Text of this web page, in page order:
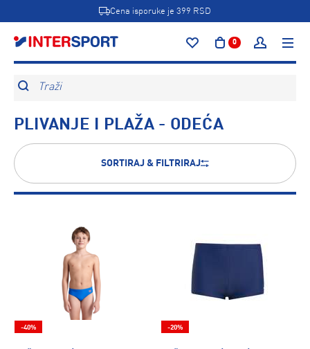
Cena isporuke je 399 RSD
0
Traži
PLIVANJE I PLAŽA - ODEĆA
SORTIRAJ & FILTRIRAJ
-40% -20%